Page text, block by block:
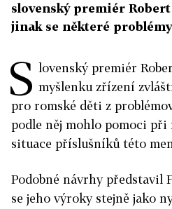
slovenský premiér
jinak se některé
S lovenský premiér
myšlenku zřízení
pro romské děti z
podle něj mohlo pomoci
situace příslušníků této
Podobné návrhy představil
se jeho výroky stejně jako